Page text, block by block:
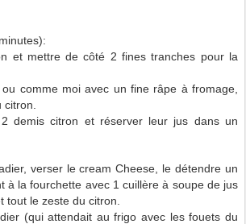
et mettre de côté 2 fines tranches pour la
ou comme moi avec un fine râpe à fromage,
demis citron et réserver leur jus dans un
verser le cream Cheese, le détendre un
à la fourchette avec 1 cuillère à soupe de jus
tout le zeste du citron.
(qui attendait au frigo avec les fouets du